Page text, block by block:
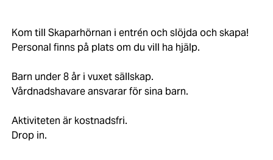
Kom till Skaparhörnan i entrén och slöjda och skapa!
Personal finns på plats om du vill ha hjälp.
Barn under 8 år i vuxet sällskap.
Vårdnadshavare ansvarar för sina barn.
Aktiviteten är kostnadsfri.
Drop in.